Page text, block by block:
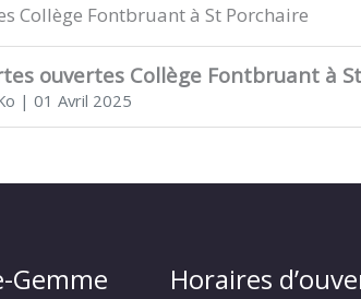
Collège Fontbruant à St Porchaire
ouvertes Collège Fontbruant à
| 01 Avril 2025
Gemme
Horaires